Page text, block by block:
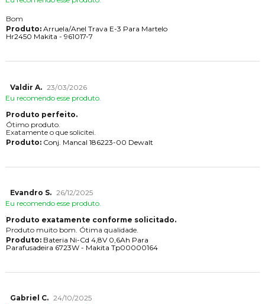
Bom
Produto:Arruela/Anel Trava E-3 Para Martelo
Hr2450 Makita - 961017-7
Valdir A. 23/03/2026
Eu recomendo esse produto.
Produto perfeito.
Ótimo produto.
Exatamente o que solicitei.
Produto:Conj. Mancal 186223-00 Dewalt
Evandro S. 26/12/2025
Eu recomendo esse produto.
Produto exatamente conforme solicitado.
Produto muito bom. Ótima qualidade.
Produto:Bateria Ni-Cd 4,8V 0,6Ah Para
Parafusadeira 6723W - Makita Tp00000164
Gabriel C. 24/10/2025